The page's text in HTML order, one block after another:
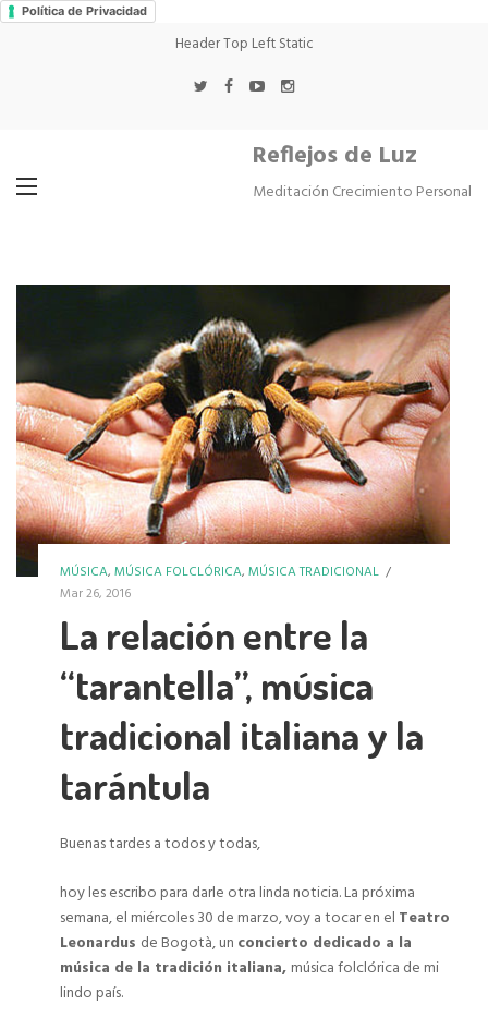
Política de Privacidad
Header Top Left Static
Reflejos de Luz
Meditación Crecimiento Personal
MÚSICA, MÚSICA FOLCLÓRICA, MÚSICA TRADICIONAL /
Mar 26, 2016
La relación entre la
“tarantella”, música
tradicional italiana y la
tarántula
Buenas tardes a todos y todas,
hoy les escribo para darle otra linda noticia. La próxima
semana, el miércoles 30 de marzo, voy a tocar en el Teatro
Leonardus de Bogotà, un concierto dedicado a la
música de la tradición italiana,música folclórica de mi
lindo país.